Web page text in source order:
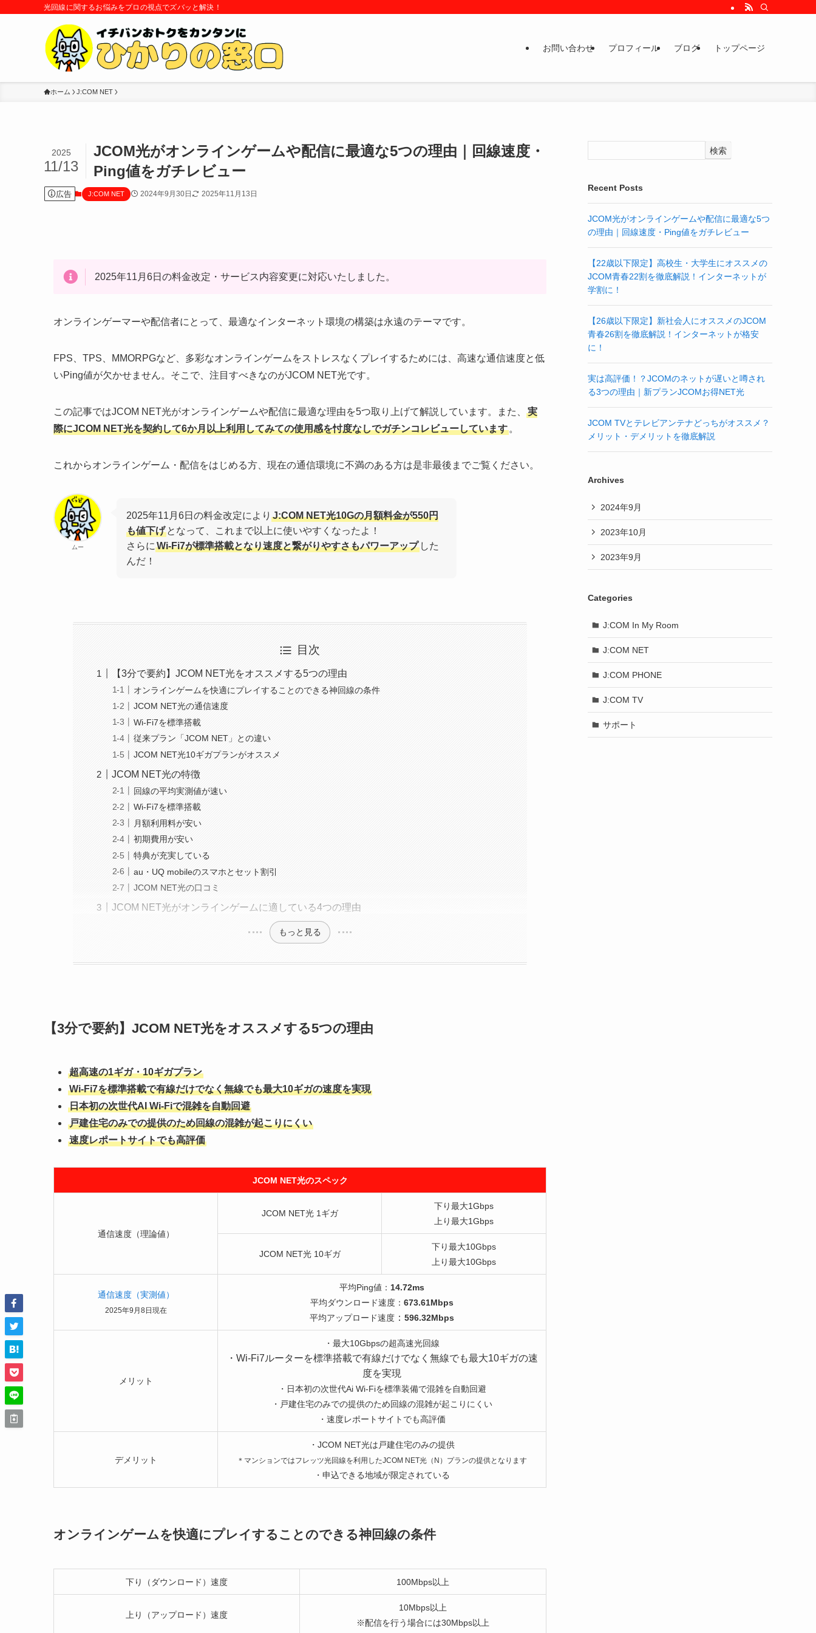
光回線に関するお悩みをプロの視点でズバッと解決！
お問い合わせ プロフィール ブログ トップページ
ホーム J:COM NET
JCOM光がオンラインゲームや配信に最適な5つの理由｜回線速度・
Ping値をガチレビュー
2025
11/13
広告 J:COM NET 2024年9月30日 2025年11月13日
2025年11月6日の料金改定・サービス内容変更に対応いたしました。
オンラインゲーマーや配信者にとって、最適なインターネット環境の構築は永遠のテーマです。
FPS、TPS、MMORPGなど、多彩なオンラインゲームをストレスなくプレイするためには、高速な通信速度と低
いPing値が欠かせません。そこで、注目すべきなのがJCOM NET光です。
この記事ではJCOM NET光がオンラインゲームや配信に最適な理由を5つ取り上げて解説しています。また、
実
際にJCOM NET光を契約して6か月以上利用してみての使用感を忖度なしでガチンコレビューしています 。
これからオンラインゲーム・配信をはじめる方、現在の通信環境に不満のある方は是非最後までご覧ください。
ムー
2025年11月6日の料金改定により J:COM NET光10Gの月額料金が550円
も値下げ となって、これまで以上に使いやすくなったよ！
さらに Wi-Fi7が標準搭載となり速度と繋がりやすさもパワーアップ した
んだ！
目次
【3分で要約】JCOM NET光をオススメする5つの理由
オンラインゲームを快適にプレイすることのできる神回線の条件
JCOM NET光の通信速度
Wi-Fi7を標準搭載
従来プラン「JCOM NET」との違い
JCOM NET光10ギガプランがオススメ
JCOM NET光の特徴
回線の平均実測値が速い
Wi-Fi7を標準搭載
月額利用料が安い
初期費用が安い
特典が充実している
au・UQ mobileのスマホとセット割引
JCOM NET光の口コミ
JCOM NET光がオンラインゲームに適している4つの理由
もっと見る
【3分で要約】JCOM NET光をオススメする5つの理由
超高速の1ギガ・10ギガプラン
Wi-Fi7を標準搭載で有線だけでなく無線でも最大10ギガの速度を実現
日本初の次世代AI Wi-Fiで混雑を自動回避
戸建住宅のみでの提供のため回線の混雑が起こりにくい
速度レポートサイトでも高評価
JCOM NET光のスペック
通信速度（理論値）
JCOM NET光 1ギガ
下り最大1Gbps
上り最大1Gbps
JCOM NET光 10ギガ
下り最大10Gbps
上り最大10Gbps
通信速度（実測値）
2025年9月8日現在
平均Ping値： 14.72ms
平均ダウンロード速度： 673.61Mbps
平均アップロード速度 ： 596.32Mbps
メリット
・最大10Gbpsの超高速光回線
・Wi-Fi7ルーターを標準搭載で有線だけでなく無線でも最大10ギガの速
度を実現
・日本初の次世代Ai Wi-Fiを標準装備で混雑を自動回避
・戸建住宅のみでの提供のため回線の混雑が起こりにくい
・速度レポートサイトでも高評価
デメリット
・JCOM NET光は戸建住宅のみの提供
＊マンションではフレッツ光回線を利用したJCOM NET光（N）プランの提供となります
・申込できる地域が限定されている
オンラインゲームを快適にプレイすることのできる神回線の条件
下り（ダウンロード）速度 100Mbps以上
上り（アップロード）速度
10Mbps以上
※配信を行う場合には30Mbps以上
検索
Recent Posts
JCOM光がオンラインゲームや配信に最適な5つ
の理由｜回線速度・Ping値をガチレビュー
【22歳以下限定】高校生・大学生にオススメの
JCOM青春22割を徹底解説！インターネットが
学割に！
【26歳以下限定】新社会人にオススメのJCOM
青春26割を徹底解説！インターネットが格安
に！
実は高評価！？JCOMのネットが遅いと噂され
る3つの理由｜新プランJCOMお得NET光
JCOM TVとテレビアンテナどっちがオススメ？
メリット・デメリットを徹底解説
Archives
2024年9月
2023年10月
2023年9月
Categories
J:COM In My Room
J:COM NET
J:COM PHONE
J:COM TV
サポート